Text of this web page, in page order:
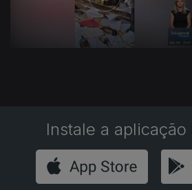
Instale a aplicação